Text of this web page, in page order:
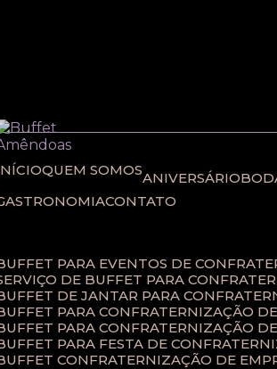
INÍCIO QUEM SOMOS
ANIVERSÁRIO
GASTRONOMIA CONTATO
BUFFET PARA EVENTOS DE
SERVIÇO DE BUFFET PARA
BUFFET DE JANTAR PARA
BUFFET PARA CONFRATERNIZAÇÃO
BUFFET PARA CONFRATERNIZAÇÃO
BUFFET PARA FESTA DE
BUFFET CONFRATERNIZAÇÃO DE